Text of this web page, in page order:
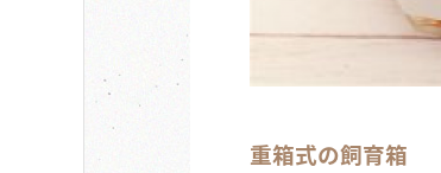
重箱式の飼育箱